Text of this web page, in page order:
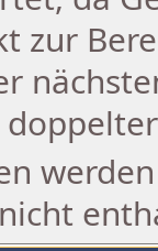
zur